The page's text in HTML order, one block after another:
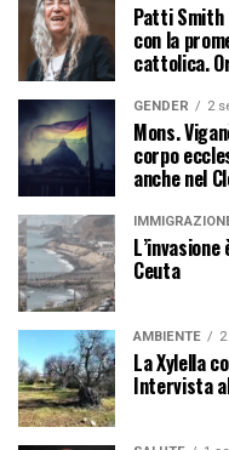
Patti Smith
con la
cattolica.
GENDER 2
Mons.
corpo
anche nel
Ceuta
AMBIENTE
La Xylella
Intervista